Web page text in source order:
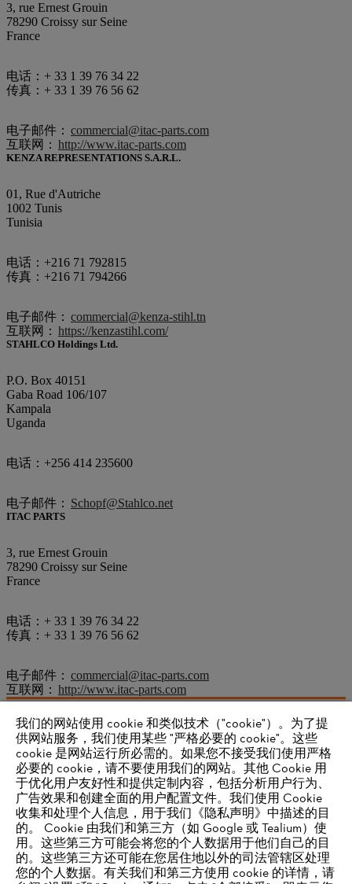
3, rue Ernest Grouin
78290 Croissy sur Seine
France
电话：+ 33 1 39 76 34 22
传真：+ 33 1 39 76 56 62
电子邮件： commercial@itac-parts.com
互联网： http://www.itac-parts.com
KENZA REPRESENTATIONS S.A.R.L.
01, Rue d'Autriche
1002 Tunis
Tunisia
电话：+216 71 792815
传真：+216 71 794266
电子邮件： commercial@kenza-stihl.tn
互联网： https://kenzastihl.com/
STAHLCO Holdings Ltd.
P.O. Box 40151
Gaba Road 106/107
Kampala
Uganda
电话：+256 414 235600
电子邮件： Schopf@Stahlco.net
ITAC PARTS
3, rue Ernest Grouin
78290 Croissy sur Seine
France
电话：+ 33 1 39 76 34 22
传真：+ 33 1 39 76 56 62
电子邮件： commercial@itac-parts.com
互联网： http://www.itac-parts.com
供应商信息
产品
联系方式
职业生涯
举报系统
我们的网站使用 cookie 和类似技术（"cookie"）。为了提
供网站服务，我们使用某些 "严格必要的 cookie"。这些
cookie 是网站运行所必需的。如果您不接受我们使用严格
必要的 cookie，请不要使用我们的网站。其他 Cookie 用
于优化用户友好性和提供定制内容，包括分析用户行为、
广告效果和创建全面的用户配置文件。我们使用 Cookie
收集和处理个人信息，用于我们《隐私声明》中描述的目
的。 Cookie 由我们和第三方（如 Google 或 Tealium）使
用。这些第三方可能会将您的个人数据用于他们自己的目
的。这些第三方还可能在您居住地以外的司法管辖区处理
您的个人数据。有关我们和第三方使用 cookie 的详情，请